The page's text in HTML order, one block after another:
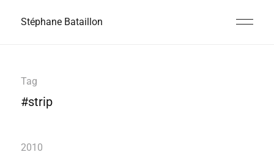
Stéphane Bataillon
Tag
#strip
2010